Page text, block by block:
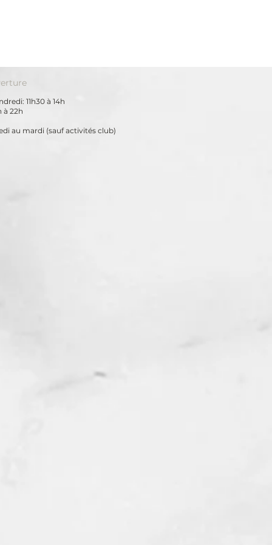
11h30 à 14h
à 22h
au mardi (sauf activités club)